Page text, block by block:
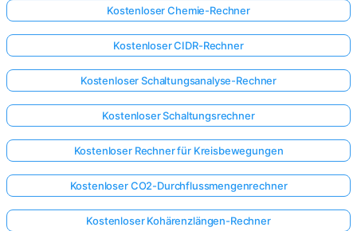
Kostenloser Chemie-Rechner
Kostenloser CIDR-Rechner
Kostenloser Schaltungsanalyse-Rechner
Kostenloser Schaltungsrechner
Kostenloser Rechner für Kreisbewegungen
Kostenloser CO2-Durchflussmengenrechner
Kostenloser Kohärenzlängen-Rechner